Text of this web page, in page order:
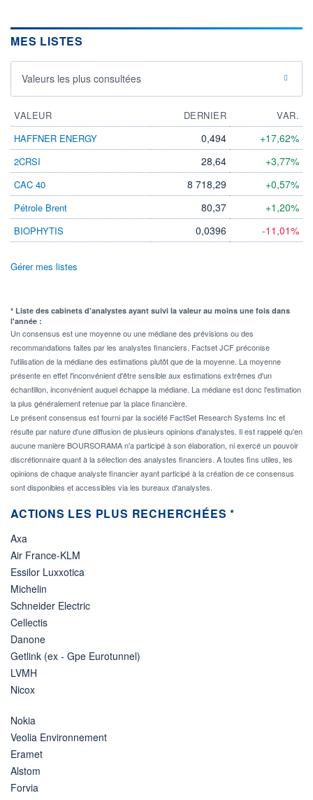
MES LISTES
Valeurs les plus consultées
VALEUR DERNIER
VAR.
HAFFNER ENERGY
0,494 +17,62%
2CRSI 28,64 +3,77%
CAC 40 8 718,29 +0,57%
Pétrole Brent 80,37 +1,20%
BIOPHYTIS 0,0396 -11,01%
Gérer mes listes
* Liste des cabinets d'analystes ayant suivi la valeur au moins une fois dans
l'année :
Un consensus est une moyenne ou une médiane des prévisions ou des
recommandations faites par les analystes financiers. Factset JCF préconise
l'utilisation de la médiane des estimations plutôt que de la moyenne. La moyenne
présente en effet l'inconvénient d'être sensible aux estimations extrêmes d'un
échantillon, inconvénient auquel échappe la médiane. La médiane est donc l'estimation
la plus généralement retenue par la place financière.
Le présent consensus est fourni par la société FactSet Research Systems Inc et
résulte par nature d'une diffusion de plusieurs opinions d'analystes. Il est rappelé qu'en
aucune manière BOURSORAMA n'a participé à son élaboration, ni exercé un pouvoir
discrétionnaire quant à la sélection des analystes financiers. A toutes fins utiles, les
opinions de chaque analyste financier ayant participé à la création de ce consensus
sont disponibles et accessibles via les bureaux d'analystes.
ACTIONS LES PLUS RECHERCHÉES *
Axa
Air France-KLM
Essilor Luxxotica
Michelin
Schneider Electric
Cellectis
Danone
Getlink (ex - Gpe Eurotunnel)
LVMH
Nicox
Nokia
Veolia Environnement
Eramet
Alstom
Forvia